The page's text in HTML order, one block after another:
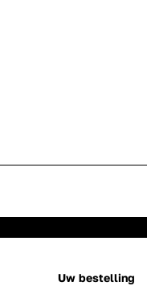
Uw bestelling